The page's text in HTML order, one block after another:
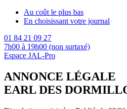
Au coût le plus bas
En choisissant votre journal
01 84 21 09 27
7h00 à 19h00 (non surtaxé)
Espace JAL-Pro
ANNONCE LÉGALE
EARL DES